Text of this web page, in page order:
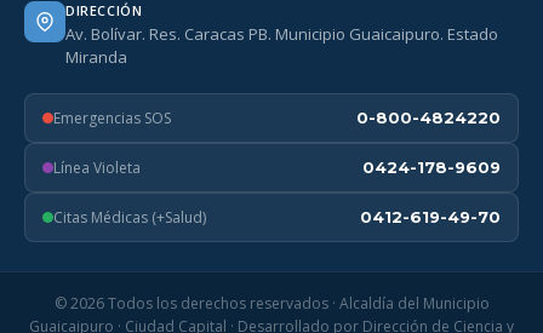
DIRECCIÓN
Av. Bolívar. Res. Caracas PB. Municipio Guaicaipuro. Estado
Miranda
Emergencias SOS 0-800-4824220
Línea Violeta 0424-178-9609
Citas Médicas (+Salud) 0412-619-49-70
© 2026 Todos los derechos reservados · Alcaldía del Municipio
Guaicaipuro · Ciudad Capital · Desarrollado por Dirección de Ciencia y